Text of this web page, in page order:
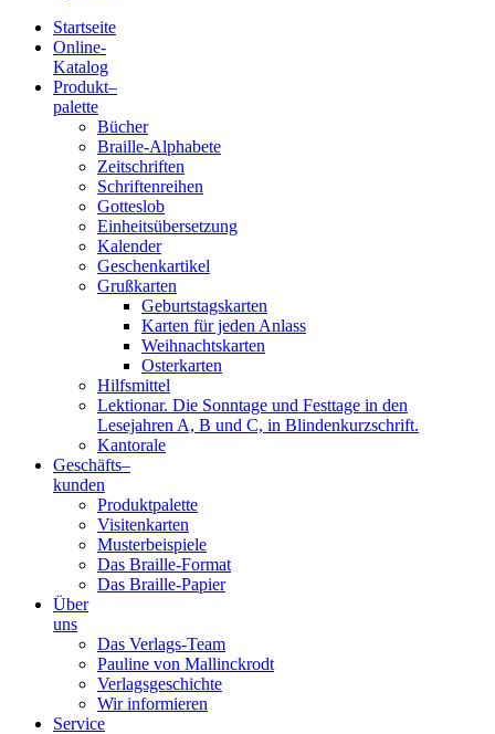
Blindenschrift-
Verlag
Druckerei
gGmbH
Startseite
Online-
Katalog
Produkt–
palette
Bücher
Braille-Alphabete
Zeitschriften
Schriftenreihen
Gotteslob
Einheitsübersetzung
Kalender
Geschenkartikel
Grußkarten
Geburtstagskarten
Karten für jeden Anlass
Weihnachtskarten
Osterkarten
Hilfsmittel
Lektionar. Die Sonntage und Festtage in den
Lesejahren A, B und C, in Blindenkurzschrift.
Kantorale
Geschäfts­–
kunden
Produktpalette
Visitenkarten
Musterbeispiele
Das Braille-Format
Das Braille-Papier
Über
uns
Das Verlags-Team
Pauline von Mallinckrodt
Verlagsgeschichte
Wir informieren
Service